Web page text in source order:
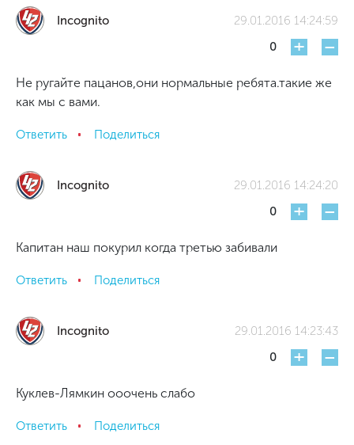
Incognito
29.01.2016 14:24:59
0
+ -
Не ругайте пацанов,они нормальные ребята.такие же
как мы с вами.
Ответить Поделиться
Incognito
29.01.2016 14:24:20
0
+ -
Капитан наш покурил когда третью забивали
Ответить Поделиться
Incognito
29.01.2016 14:23:43
0
+ -
Куклев-Лямкин ооочень слабо
Ответить Поделиться